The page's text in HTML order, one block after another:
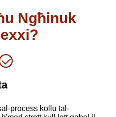
Ngħinuk
proċess kollu tal-